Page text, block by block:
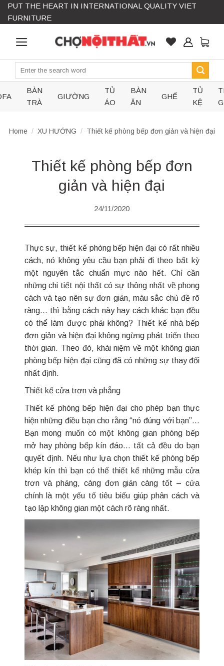
Skip
PUT THE HEART IN INTERNATIONAL QUALITY VIET
FURNITURE
Search
BÀN
TRÀ
GIƯỜNG
TỦ
ÁO
BÀN
ĂN
GHẾ
TỦ
KỆ
Home / XU HƯỚNG / Thiết kế phòng bếp đơn giản và hiện đại
Thiết kế phòng bếp đơn
giản và hiện đại
24/11/2020
Thực sự, thiết kế phòng bếp hiện đại có rất nhiều
cách, nó không yêu cầu bạn phải đi theo bất kỳ
một nguyên tắc chuẩn mực nào hết. Chỉ cần
những chi tiết nội thất có sự thông nhất về phong
cách và tạo nên sự đơn giản, màu sắc chủ đề rõ
ràng… thì bằng cách này hay cách khác bạn đều
có thể làm được phải không? Thiết kế nhà bếp
đơn giản và hiện đại không ngừng phát triển theo
thời gian. Theo đó, khái niệm về một không gian
phòng bếp hiện đại cũng đã có những sự thay đổi
nhất định.
Thiết kế cửa trơn và phẳng
Thiết kế phòng bếp hiện đại cho phép bạn thực
hiện những điều bạn cho rằng “nó đúng với bạn”…
Bạn mong muốn có một không gian phòng bếp
mở hay phòng bếp kín đáo… tất cả đều do bạn
quyết định. Nếu như lựa chọn thiết kế phòng bếp
khép kín thì bạn có thể thiết kế những mẫu cửa
trơn và phảng, càng đơn giản càng tốt – cửa
chính là một yếu tố tiêu biểu giúp phân cách và
tạo lập không gian một cách rõ ràng nhất.